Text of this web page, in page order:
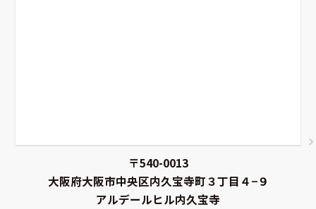
〒540-0013
大阪府大阪市中央区内久宝寺町３丁目４−９
アルデールヒル内久宝寺